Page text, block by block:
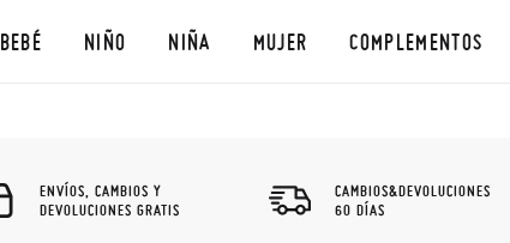
BEBÉ NIÑO NIÑA MUJER COMPLEMENTOS
ENVÍOS, CAMBIOS Y
DEVOLUCIONES GRATIS
CAMBIOS&DEVOLUCIONES
60 DÍAS